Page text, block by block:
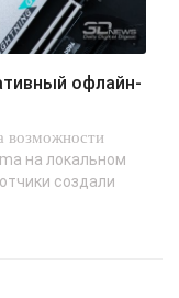
возможности
на локальном
создали